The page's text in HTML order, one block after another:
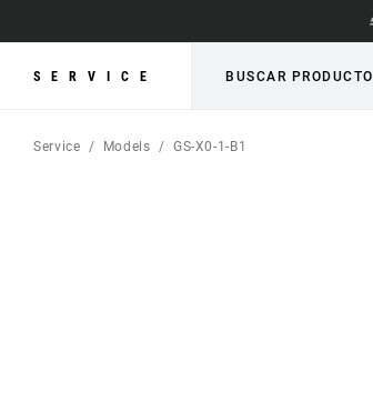
SERVICE BUSCAR PRODUCTO
Service Models GS-X0-1-B1